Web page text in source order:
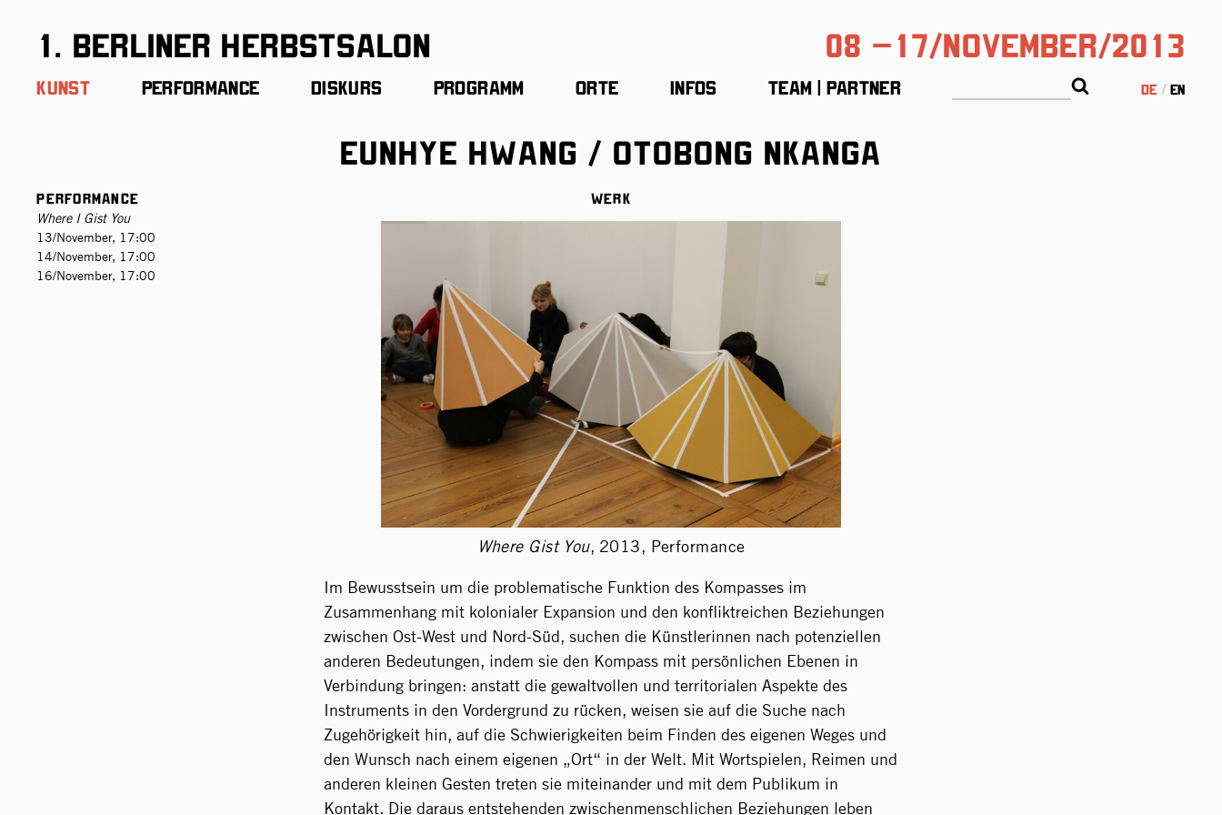
1. Berliner Herbstsalon 08 –17/November/2013
Kunst Performance Diskurs Programm Orte Infos Team | Partner de en
Eunhye Hwang / Otobong Nkanga
Werk
Where Gist You, 2013, Performance
Im Bewusstsein um die problematische Funktion des Kompasses im
Zusammenhang mit kolonialer Expansion und den konfliktreichen Beziehungen
zwischen Ost-West und Nord-Süd, suchen die Künstlerinnen nach potenziellen
anderen Bedeutungen, indem sie den Kompass mit persönlichen Ebenen in
Verbindung bringen: anstatt die gewaltvollen und territorialen Aspekte des
Instruments in den Vordergrund zu rücken, weisen sie auf die Suche nach
Zugehörigkeit hin, auf die Schwierigkeiten beim Finden des eigenen Weges und
den Wunsch nach einem eigenen „Ort“ in der Welt. Mit Wortspielen, Reimen und
anderen kleinen Gesten treten sie miteinander und mit dem Publikum in
Kontakt. Die daraus entstehenden zwischenmenschlichen Beziehungen leben
Performance
Where I Gist You
13/November, 17:00
14/November, 17:00
16/November, 17:00